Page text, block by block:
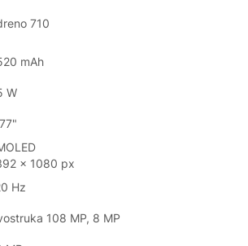
710
mAh
W
x 1080 px
Hz
108 MP, 8 MP